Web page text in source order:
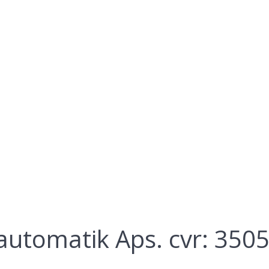
Aps. cvr: